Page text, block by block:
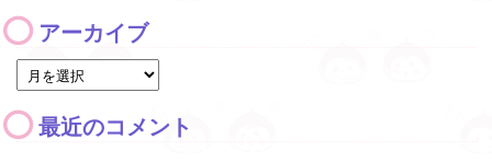
アーカイブ
最近のコメント